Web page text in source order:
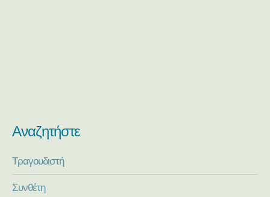
Αναζητήστε
Τραγουδιστή
Συνθέτη